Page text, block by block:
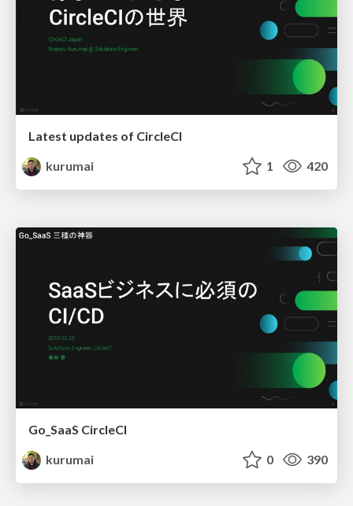
Latest updates of CircleCI
kurumai
1 420
Go_SaaS CircleCI
kurumai
0 390